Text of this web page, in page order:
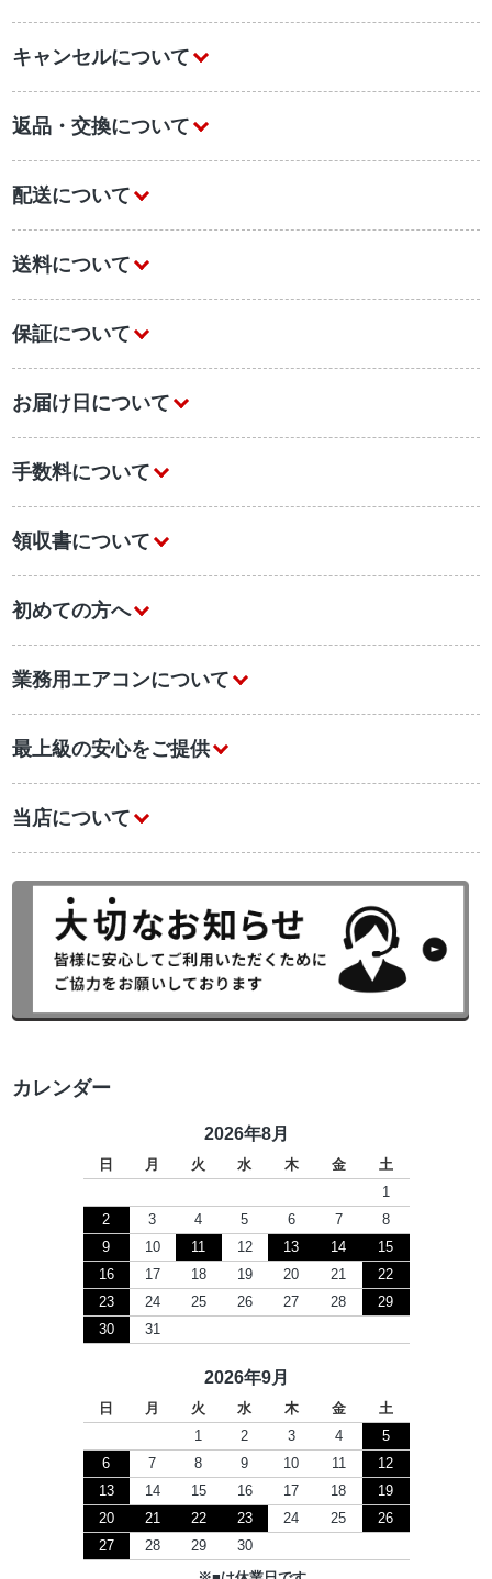
キャンセルについて
返品・交換について
配送について
送料について
保証について
お届け日について
手数料について
領収書について
初めての方へ
業務用エアコンについて
最上級の安心をご提供
当店について
カレンダー
2026年8月
日 月 火 水 木 金
土
1
2
3 4 5 6 7
8
9
10 11 12 13 14
15
16
17 18 19 20 21
22
23
24 25 26 27 28
29
30
31
2026年9月
日 月 火 水 木 金
土
1
2 3 4
5
6
7 8 9 10 11
12
13
14 15 16 17 18
19
20
21 22 23 24 25
26
27
28 29 30